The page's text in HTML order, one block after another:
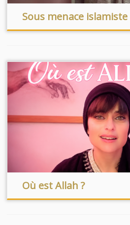
Sous menace islamiste
Où est Allah ?